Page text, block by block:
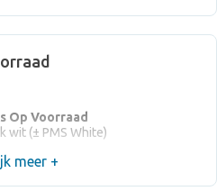
Op Voorraad
wit (± PMS White)
meer +